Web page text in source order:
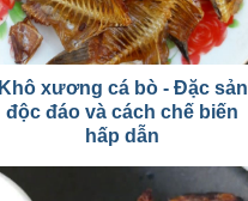
Khô xương cá bò - Đặc sản
độc đáo và cách chế biến
hấp dẫn